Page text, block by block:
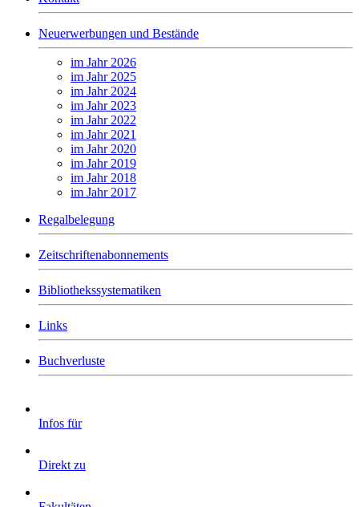
Neuerwerbungen und Bestände
im Jahr 2026
im Jahr 2025
im Jahr 2024
im Jahr 2023
im Jahr 2022
im Jahr 2021
im Jahr 2020
im Jahr 2019
im Jahr 2018
im Jahr 2017
Regalbelegung
Zeitschriftenabonnements
Bibliothekssystematiken
Links
Buchverluste
Infos für
Direkt zu